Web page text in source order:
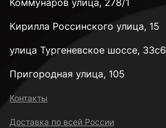
Коммунаров улица, 278/1
Кирилла Россинского улица, 15
улица Тургеневское шоссе, 33с6
Пригородная улица, 105
Контакты
Доставка по всей России